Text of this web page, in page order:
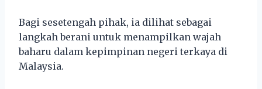
Bagi sesetengah pihak, ia dilihat sebagai
langkah berani untuk menampilkan wajah
baharu dalam kepimpinan negeri terkaya di
Malaysia.